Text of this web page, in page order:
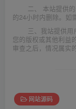
二、 本站提供
的24小时内删除。如
三、我站提供
您的版权或其他利益
审查之后，情况属实
网站源码